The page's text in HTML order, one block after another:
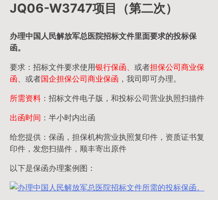
JQ06-W3747项目（第二次）
办理中国人民解放军总医院招标文件里面要求的投标保
函。
要求：招标文件要求使用银行保函、 或者担保公司商业保
函 、或者国企担保公司商业保函 ，我司即可办理。
所需资料 ：招标文件电子版，和投标公司营业执照扫描件
出函时间 ：半小时内出函
给您提供：保函，担保机构营业执照复印件，资质证书复
印件，发您扫描件，顺丰寄出原件
以下是保函办理案例图：